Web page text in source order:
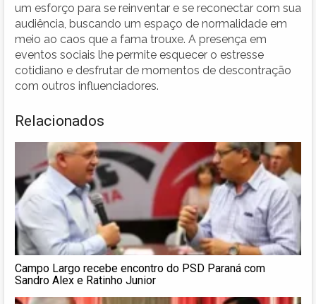
um esforço para se reinventar e se reconectar com sua
audiência, buscando um espaço de normalidade em
meio ao caos que a fama trouxe. A presença em
eventos sociais lhe permite esquecer o estresse
cotidiano e desfrutar de momentos de descontração
com outros influenciadores.
Relacionados
Campo Largo recebe encontro do PSD Paraná com
Sandro Alex e Ratinho Junior